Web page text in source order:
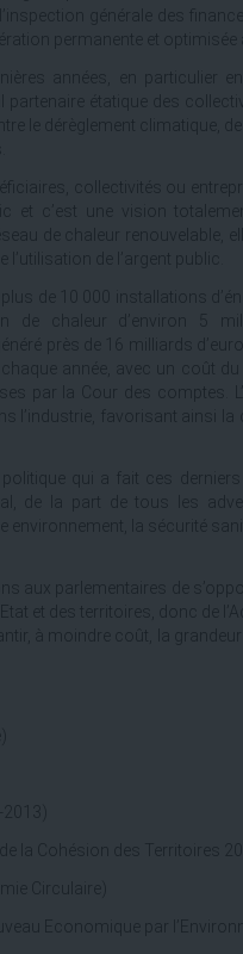
générale des
permanente et optimisée
années, en particulier
partenaire étatique des
le dérèglement climatique,
collectivités ou
et c’est une vision
de chaleur renouvelable,
de l’argent public.
de 10 000 installations
de chaleur d’environ 5
près de 16 milliards
année, avec un coût
par la Cour des comptes.
l’industrie, favorisant ainsi
qui a fait ces
de la part de tous les
environnement, la sécurité
parlementaires de
et des territoires, donc de
à moindre coût, la
la Cohésion des Territoires
Circulaire)
Economique par